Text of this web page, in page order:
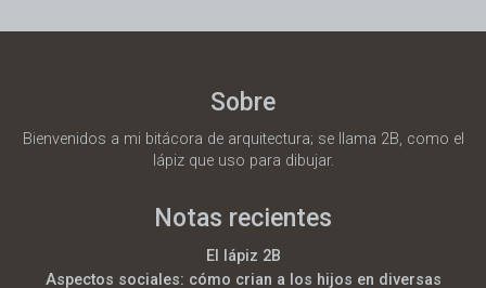
Sobre
Bienvenidos a mi bitácora de arquitectura; se llama 2B, como el
lápiz que uso para dibujar.
Notas recientes
El lápiz 2B
Aspectos sociales: cómo crian a los hijos en diversas